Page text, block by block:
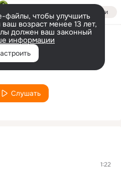
Войти
файлы, чтобы улучшить
возраст менее 13 лет,
должен ваш законный
информации
Слушать
1:22